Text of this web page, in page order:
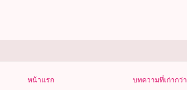
บทความที่เก่ากว่า
หน้าแรก